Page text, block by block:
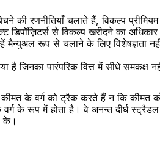
रणनीतियाँ चलाते हैं, विकल्प
डिपॉज़िटर्स से विकल्प खरीदने का
मैन्युअल रूप से चलाने के लिए विशेषज्ञता
है जिनका पारंपरिक वित्त में सीधे समकक्ष
के वर्ग को ट्रैक करते हैं न कि कीमत
के रूप में होता है। वे अनन्त दीर्घ
के।